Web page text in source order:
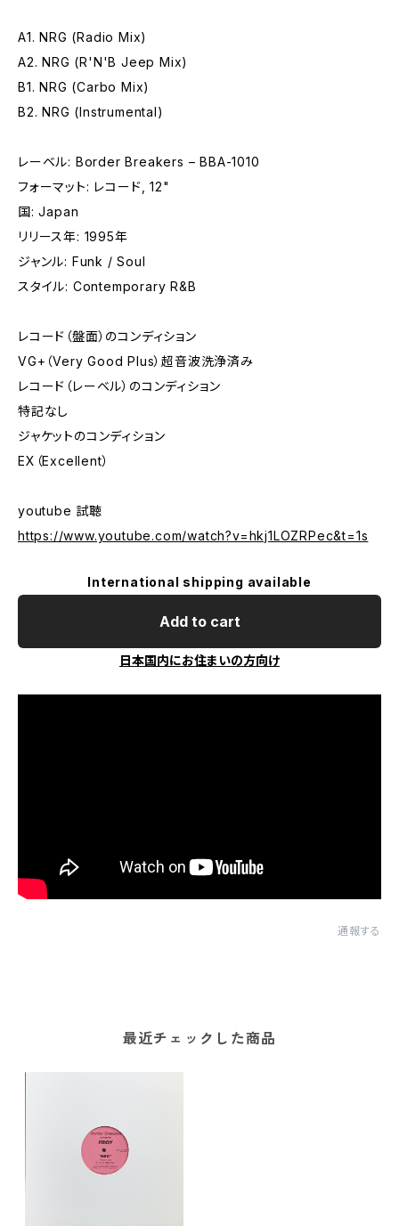
A1. NRG (Radio Mix)
A2. NRG (R'N'B Jeep Mix)
B1. NRG (Carbo Mix)
B2. NRG (Instrumental)
レーベル: Border Breakers – BBA-1010
フォーマット: レコード, 12"
国: Japan
リリース年: 1995年
ジャンル: Funk / Soul
スタイル: Contemporary R&B
レコード（盤面）のコンディション
VG+（Very Good Plus）超音波洗浄済み
レコード（レーベル）のコンディション
特記なし
ジャケットのコンディション
EX（Excellent）
youtube 試聴
https://www.youtube.com/watch?v=hkj1LOZRPec&t=1s
International shipping available
Add to cart
日本国内にお住まいの方向け
通報する
最近チェックした商品